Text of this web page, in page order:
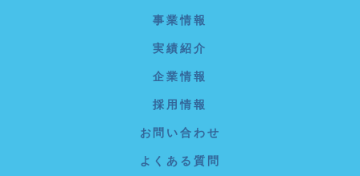
事業情報
実績紹介
企業情報
採用情報
お問い合わせ
よくある質問